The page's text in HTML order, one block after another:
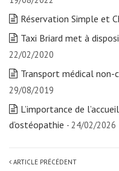
Réservation Simple et
Taxi Briard met à
22/02/2020
Transport médical non-
29/08/2019
L’importance de
d’ostéopathie - 24/02/2026
ARTICLE PRÉCÉDENT